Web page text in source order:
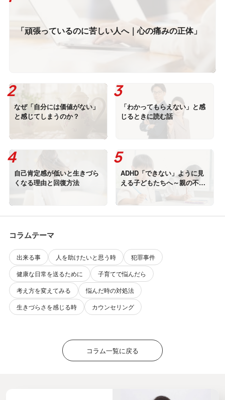
「頑張っているのに苦しい人へ｜心の痛みの正体」
なぜ「自分には価値がない」
と感じてしまうのか？
「わかってもらえない」と感
じるときに読む話
自己肯定感が低いと生きづら
くなる理由と回復方法
ADHD「できない」ように見
える子どもたちへ～親の不安
に寄り添いながら、信じる力
を育てる
コラムテーマ
出来る事 人を助けたいと思う時
犯罪事件
健康な日常を送るために
子育てで悩んだら
考え方を変えてみる
悩んだ時の対処法
生きづらさを感じる時
カウンセリング
コラム一覧に戻る